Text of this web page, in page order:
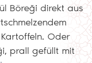
Böreği direkt aus
Oder
prall gefüllt mit